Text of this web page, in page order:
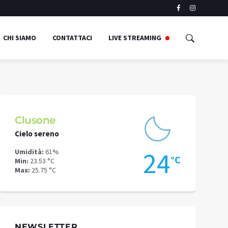
CHI SIAMO CONTATTACI LIVE STREAMING
Clusone
Cielo sereno
Umidità: 61%
Min: 23.53 °C
Max: 25.75 °C 24°C